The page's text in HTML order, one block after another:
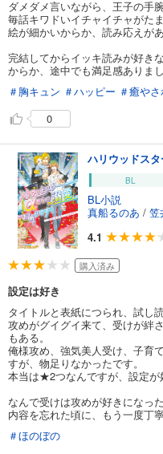
ダメダメ言いながら、王子の手
毎話キワドいイチャイチャがた
絵が細かいからか、読み応えがあ
完結してからイッキ読みが好き
からか、途中でも満足感ありまし
＃胸キュン ＃ハッピー ＃癒や
0
BL
BL小説
真船るのあ / 笠
4.1
購入済み
設定は好き
タイトルと表紙につられ、試し
攻めがグイグイ来て、受けが絆
もある。
俺様攻め、強気美人受け、子育
すが、物足りなかったです。
本当は★2つなんですが、設定が
なんで受けは攻めが好きになっ
内容を忘れた頃に、もう一度丁
＃ほのぼの